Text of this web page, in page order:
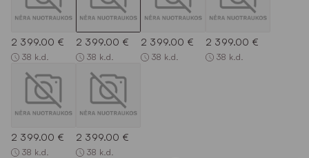
2 399.00 €
38 k.d.
2 399.00 €
38 k.d.
2 399.00 €
38 k.d.
2 399.00 €
38 k.d.
2 399.00 €
38 k.d.
2 399.00 €
38 k.d.